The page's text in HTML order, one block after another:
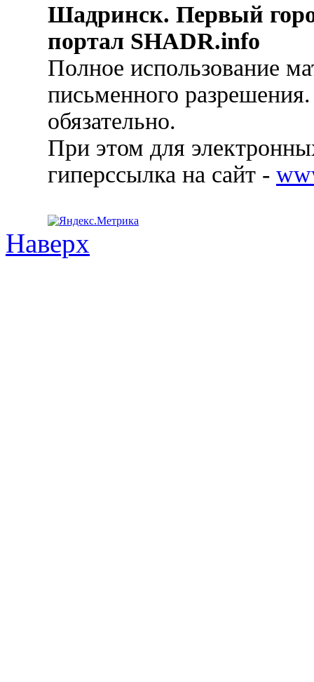
Шадринск. Первый
портал SHADR.info
Полное использование
письменного
обязательно.
При этом для
гиперссылка на сайт -
Наверх